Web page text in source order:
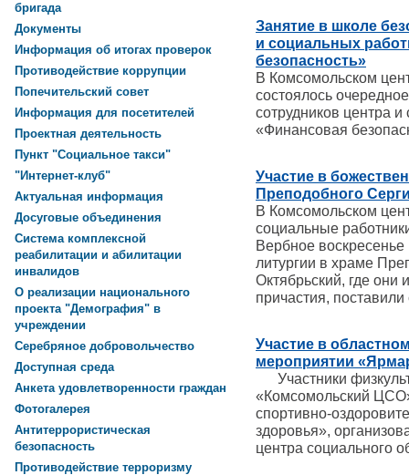
Занятие в школе
и социальных
безопасность»
В Комсомольском
состоялось
сотрудников центра
«Финансовая
Участие в
Преподобного
В Комсомольском
социальные
Вербное
литургии в храме
Октябрьский, где они
причастия,
Участие в
мероприятии
Участники
«Комсомольский
спортивно-
здоровья»,
центра социального
бригада
Документы
Информация об итогах проверок
Противодействие коррупции
Попечительский совет
Информация для посетителей
Проектная деятельность
Пункт "Социальное такси"
"Интернет-клуб"
Актуальная информация
Досуговые объединения
Система комплексной
реабилитации и абилитации
инвалидов
О реализации национального
проекта "Демография" в
учреждении
Серебряное добровольчество
Доступная среда
Анкета удовлетворенности граждан
Фотогалерея
Антитеррористическая
безопасность
Противодействие терроризму